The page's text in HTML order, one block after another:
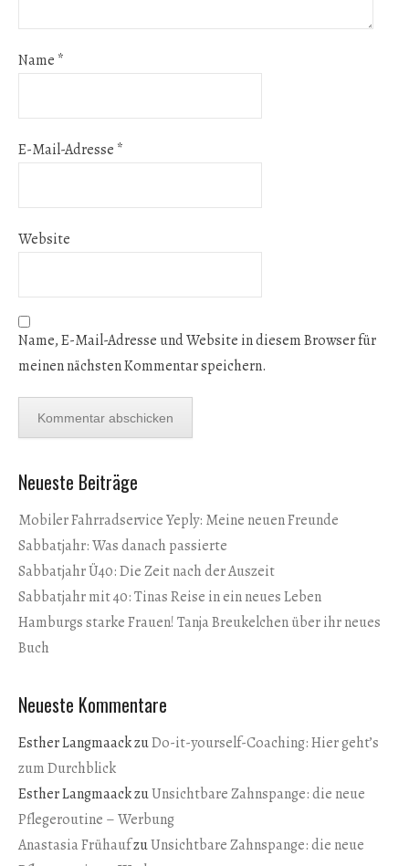
Name *
E-Mail-Adresse *
Website
Name, E-Mail-Adresse und Website in diesem Browser für
meinen nächsten Kommentar speichern.
Neueste Beiträge
Mobiler Fahrradservice Yeply: Meine neuen Freunde
Sabbatjahr: Was danach passierte
Sabbatjahr Ü40: Die Zeit nach der Auszeit
Sabbatjahr mit 40: Tinas Reise in ein neues Leben
Hamburgs starke Frauen! Tanja Breukelchen über ihr neues
Buch
Neueste Kommentare
Esther LangmaackzuDo-it-yourself-Coaching: Hier geht’s
zum Durchblick
Esther LangmaackzuUnsichtbare Zahnspange: die neue
Pflegeroutine – Werbung
Anastasia FrühaufzuUnsichtbare Zahnspange: die neue